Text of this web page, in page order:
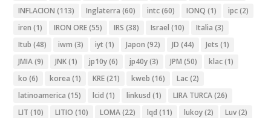
INFLACION (113) Inglaterra (60) intc(60) IONQ (1) ipc(2)
iren (1) IRON ORE(55) IRS (38) Israel (10) Italia (3)
Itub (48) iwm (3) iyt (1) Japon (92) JD (44) Jets (1)
JMIA(9) JNK(1) jp10y(6) jp40y(3) JPM (50) klac(1)
ko (6) korea (1) KRE(21) kweb (16) Lac(2)
latinoamerica (15) lcid (1) linkusd (1) LIRA TURCA(26)
LIT (10) LITIO (10) LOMA(22) lqd (11) lukoy(2) Luv(2)